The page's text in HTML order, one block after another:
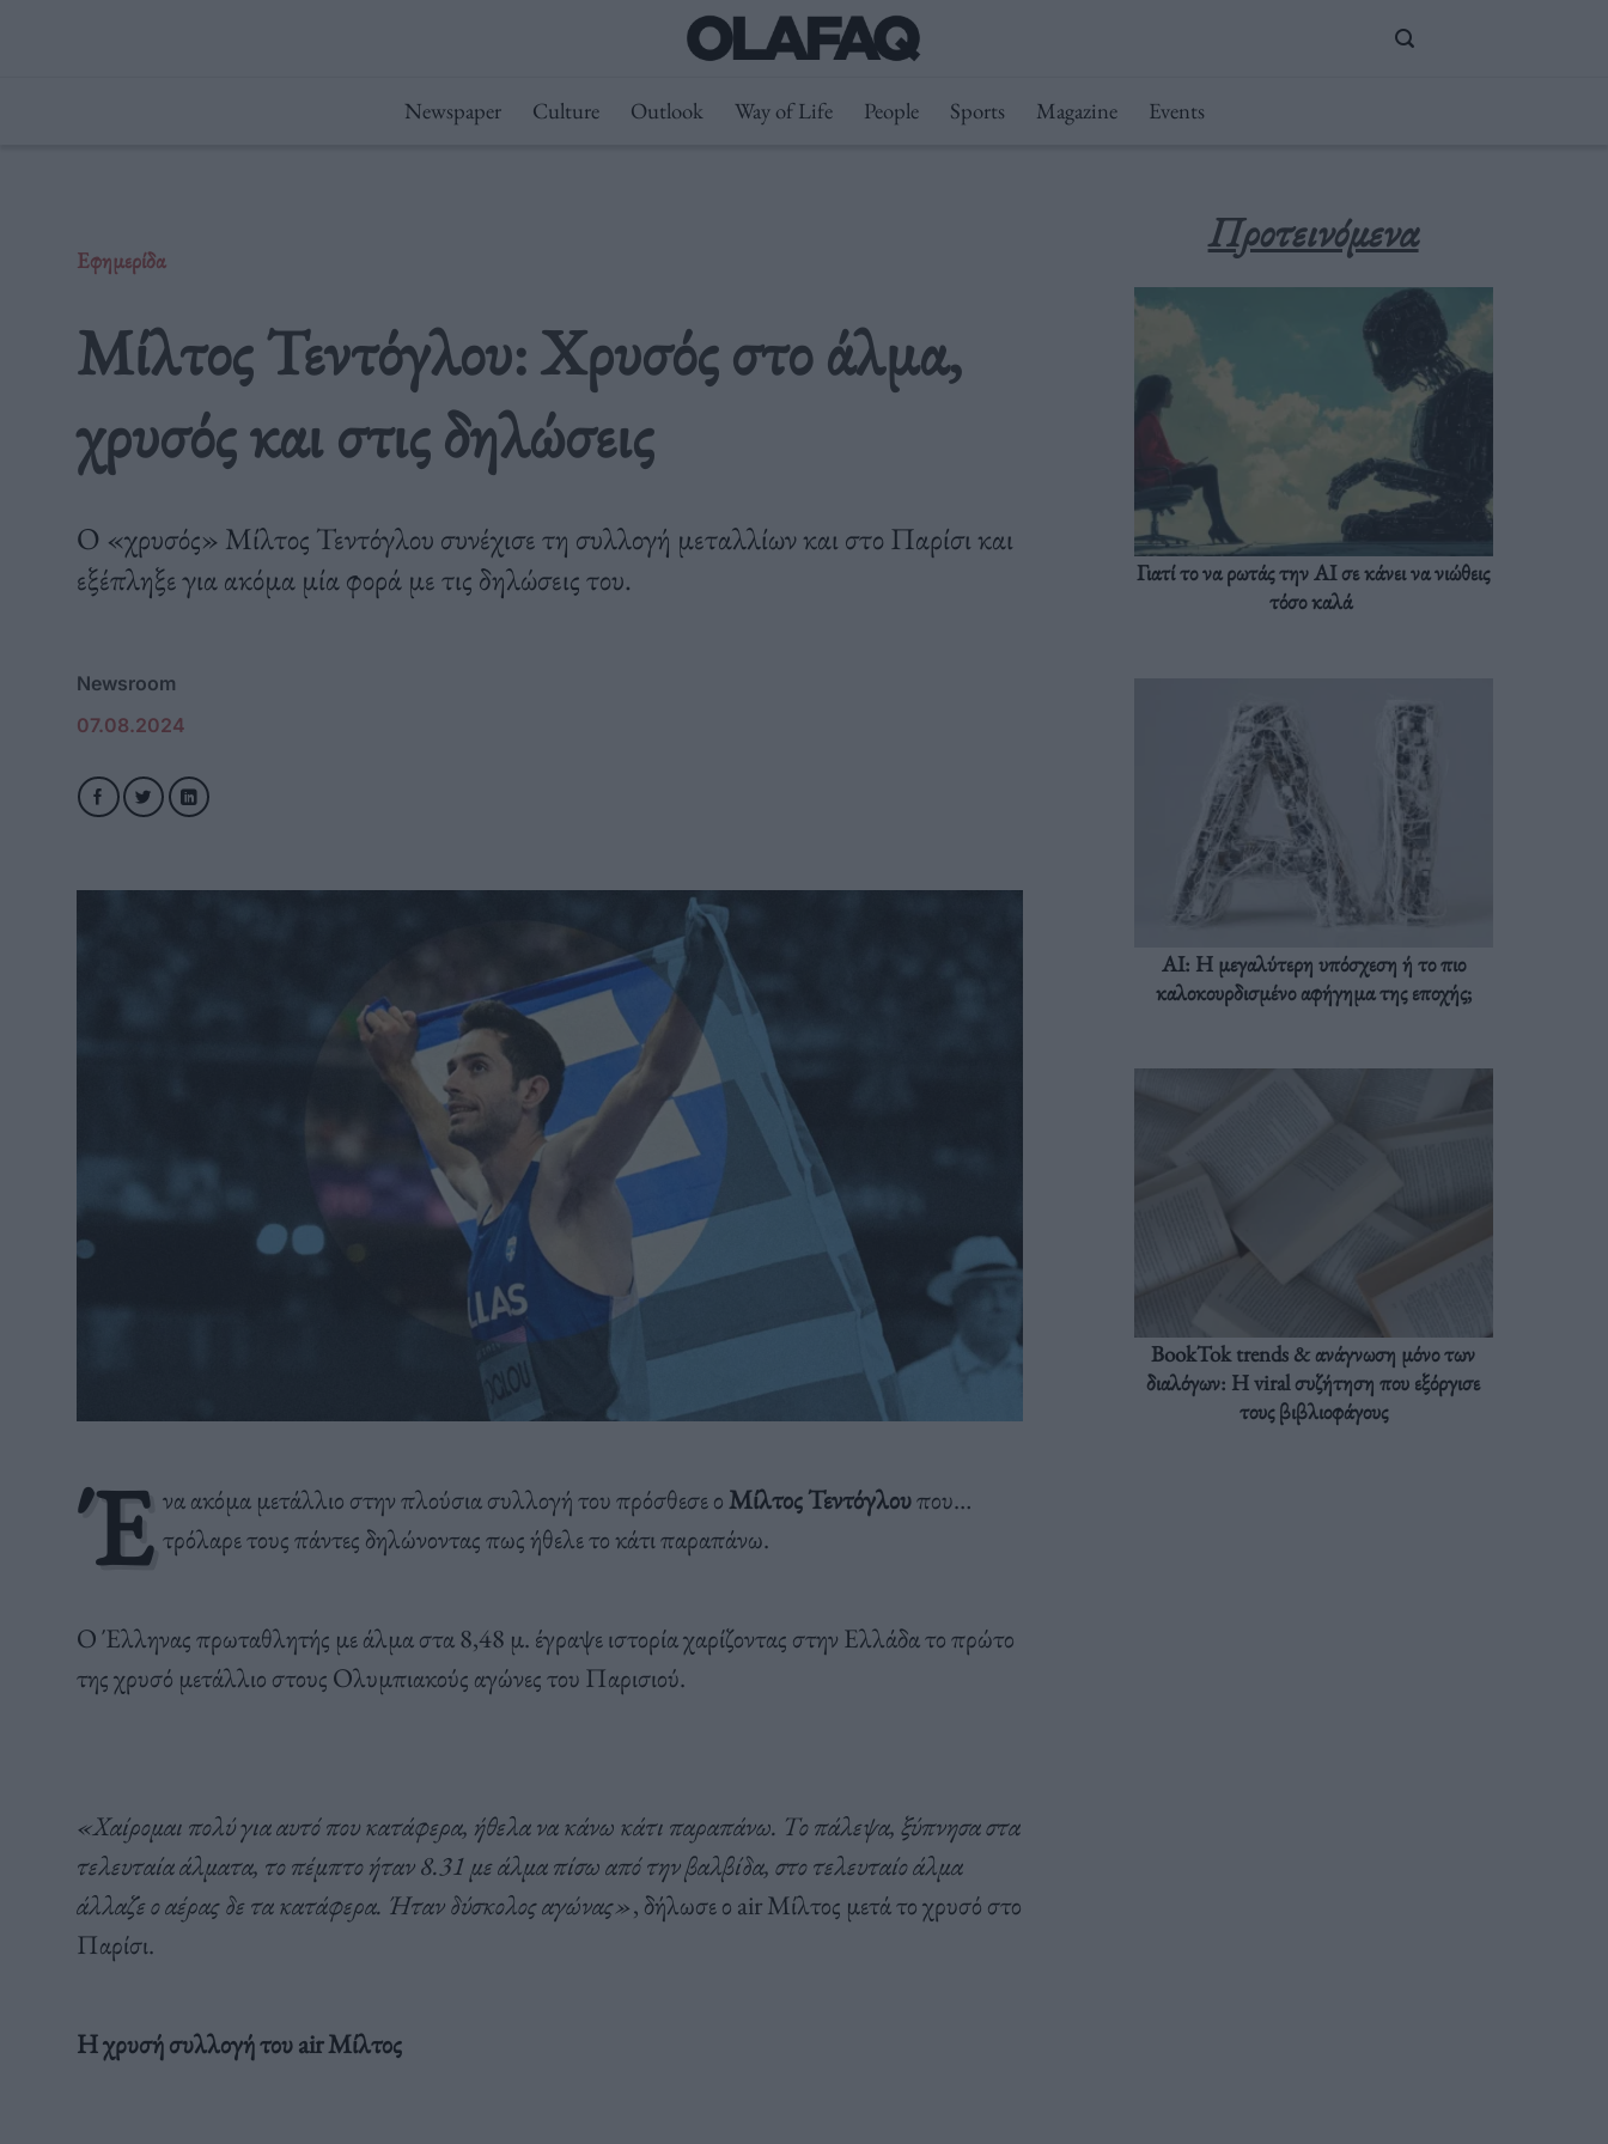
Newspaper Culture Outlook Way of Life People Sports Magazine Events
Εφημερίδα
Μίλτος Τεντόγλου: Χρυσός στο άλμα,
χρυσός και στις δηλώσεις
Ο «χρυσός» Μίλτος Τεντόγλου συνέχισε τη συλλογή μεταλλίων και στο Παρίσι και
εξέπληξε για ακόμα μία φορά με τις δηλώσεις του.
Newsroom
07.08.2024
Έ να ακόμα μετάλλιο στην πλούσια συλλογή του πρόσθεσε οΜίλτος Τεντόγλουπου…
τρόλαρε τους πάντες δηλώνοντας πως ήθελε το κάτι παραπάνω.
Ο Έλληνας πρωταθλητής με άλμα στα 8,48 μ. έγραψε ιστορία χαρίζοντας στην Ελλάδα το πρώτο
της χρυσό μετάλλιο στους Ολυμπιακούς αγώνες του Παρισιού.
«Χαίρομαι πολύ για αυτό που κατάφερα, ήθελα να κάνω κάτι παραπάνω. Το πάλεψα, ξύπνησα στα
τελευταία άλματα, το πέμπτο ήταν 8.31 με άλμα πίσω από την βαλβίδα, στο τελευταίο άλμα
άλλαζε ο αέρας δε τα κατάφερα. Ήταν δύσκολος αγώνας», δήλωσε ο air Μίλτος μετά το χρυσό στο
Παρίσι.
Η χρυσή συλλογή του air Μίλτος
Προτεινόμενα
Γιατί το να ρωτάς την AI σε κάνει να νιώθεις
τόσο καλά
AI: Η μεγαλύτερη υπόσχεση ή το πιο
καλοκουρδισμένο αφήγημα της εποχής;
BookTok trends & ανάγνωση μόνο των
διαλόγων: Η viral συζήτηση που εξόργισε
τους βιβλιοφάγους